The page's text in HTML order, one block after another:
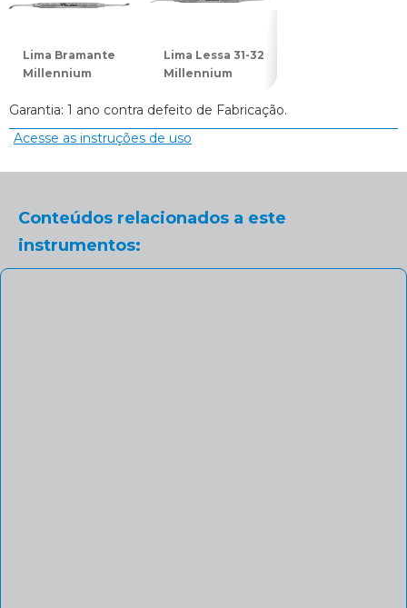
Lima Bramante
Millennium
Lima Lessa 31-32
Millennium
Garantia: 1 ano contra defeito de Fabricação.
Acesse as instruções de uso
Conteúdos relacionados a este
instrumentos: